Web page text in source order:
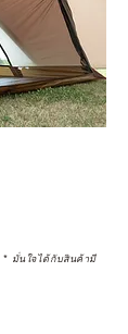
* มั่นใจได้กับสินค้ามี